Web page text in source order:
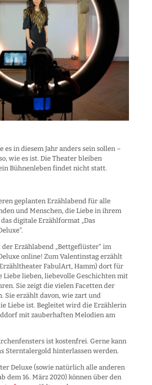
es in diesem Jahr anders sein sollen –
wie es ist. Die Theater bleiben
Bühnenleben findet nicht statt.
geplanten Erzählabend für alle
und Menschen, die Liebe in ihrem
digitale Erzählformat „Das
der Erzählabend „Bettgeflüster“ im
online! Zum Valentinstag erzählt
FabulArt, Hamm) dort für
Liebe lieben, liebevolle Geschichten mit
Sie zeigt die vielen Facetten der
Sie erzählt davon, wie zart und
Liebe ist. Begleitet wird die Erzählerin
mit zauberhaften Melodien am
ist kostenfrei. Gerne kann
Sterntalergold hinterlassen werden.
Deluxe (sowie natürlich alle anderen
dem 16. März 2020) können über den